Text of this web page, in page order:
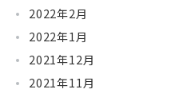
2022年2月
2022年1月
2021年12月
2021年11月